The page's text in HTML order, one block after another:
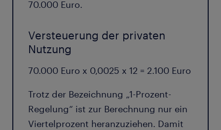
70.000 Euro.
Versteuerung der privaten
Nutzung
70.000 Euro x 0,0025 x 12 = 2.100 Euro
Trotz der Bezeichnung „1-Prozent-
Regelung“ ist zur Berechnung nur ein
Viertelprozent heranzuziehen. Damit